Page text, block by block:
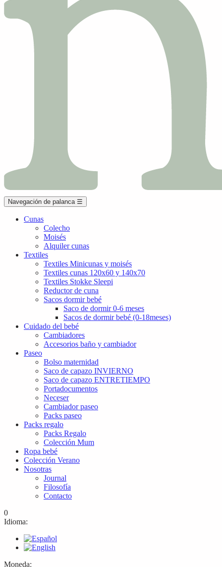
Navegación de palanca ☰
Cunas
Colecho
Moisés
Alquiler cunas
Textiles
Textiles Minicunas y moisés
Textiles cunas 120x60 y 140x70
Textiles Stokke Sleepi
Reductor de cuna
Sacos dormir bebé
Saco de dormir 0-6 meses
Sacos de dormir bebé (0-18meses)
Cuidado del bebé
Cambiadores
Accesorios baño y cambiador
Paseo
Bolso maternidad
Saco de capazo INVIERNO
Saco de capazo ENTRETIEMPO
Portadocumentos
Neceser
Cambiador paseo
Packs paseo
Packs regalo
Packs Regalo
Colección Mum
Ropa bebé
Colección Verano
Nosotras
Journal
Filosofía
Contacto
0
Idioma:
Moneda: